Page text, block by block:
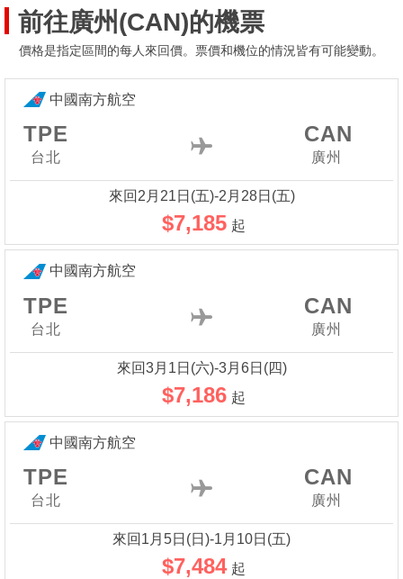
前往廣州(CAN)的機票
價格是指定區間的每人來回價。票價和機位的情況皆有可能變動。
中國南方航空
TPE
台北
CAN
廣州
來回2月21日(五)-2月28日(五)
$7,185 起
中國南方航空
TPE
台北
CAN
廣州
來回3月1日(六)-3月6日(四)
$7,186 起
中國南方航空
TPE
台北
CAN
廣州
來回1月5日(日)-1月10日(五)
$7,484 起